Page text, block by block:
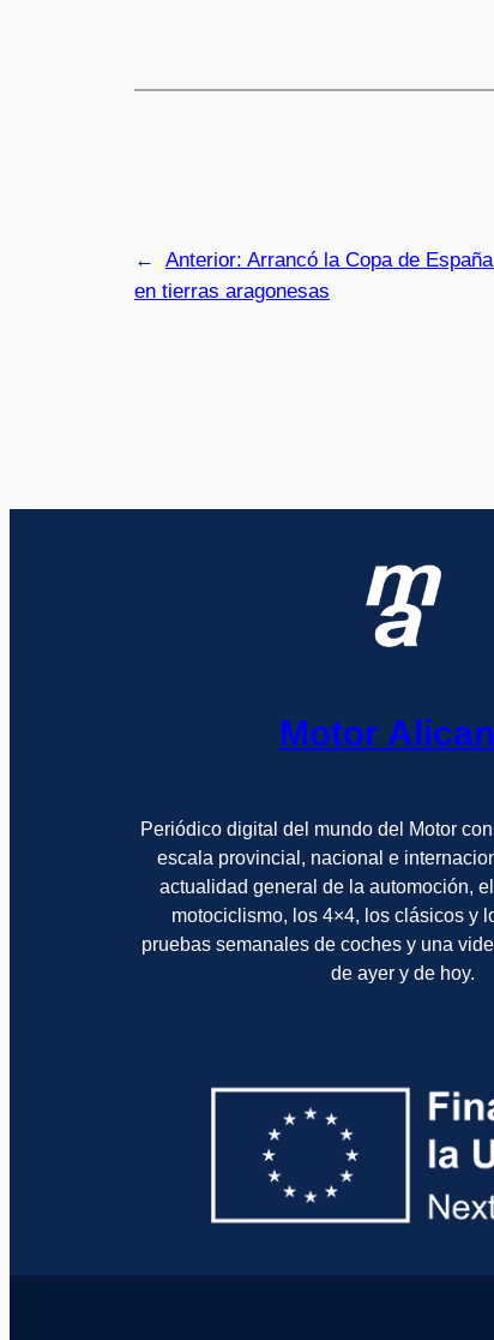
← Anterior: Arrancó la Copa de
en tierras aragonesas
Motor
Periódico digital del mundo del Motor
escala provincial, nacional e
actualidad general de la automoción,
motociclismo, los 4×4, los clásicos y
pruebas semanales de coches y una
de ayer y de hoy.